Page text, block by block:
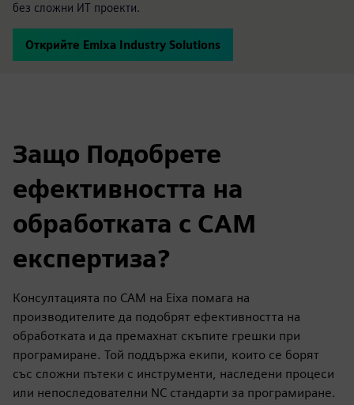
без сложни ИТ проекти.
Открийте Emixa Industry Solutions
Защо Подобрете
ефективността на
обработката с CAM
експертиза?
Консултацията по CAM на Eixa помага на
производителите да подобрят ефективността на
обработката и да премахнат скъпите грешки при
програмиране. Той поддържа екипи, които се борят
със сложни пътеки с инструменти, наследени процеси
или непоследователни NC стандарти за програмиране.